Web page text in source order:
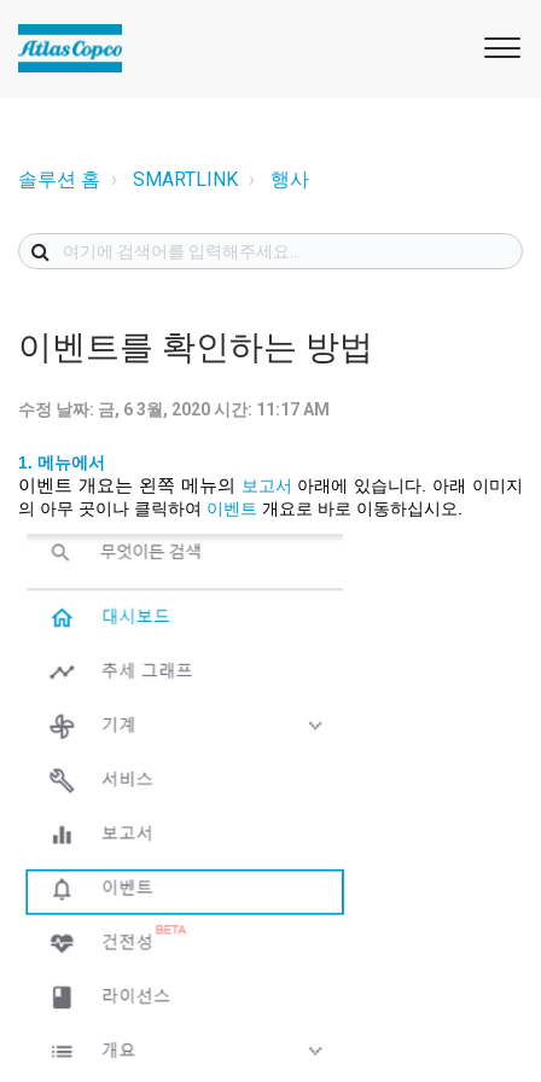
솔루션 홈 SMARTLINK 행사
이벤트를 확인하는 방법
수정 날짜: 금, 6 3월, 2020 시간: 11:17 AM
1. 메뉴에서
이벤트 개요는 왼쪽 메뉴의
보고서 아래에 있습니다 아래 이미지
의 아무 곳이나 클릭하여 이벤트 개요로 바로 이동하십시오